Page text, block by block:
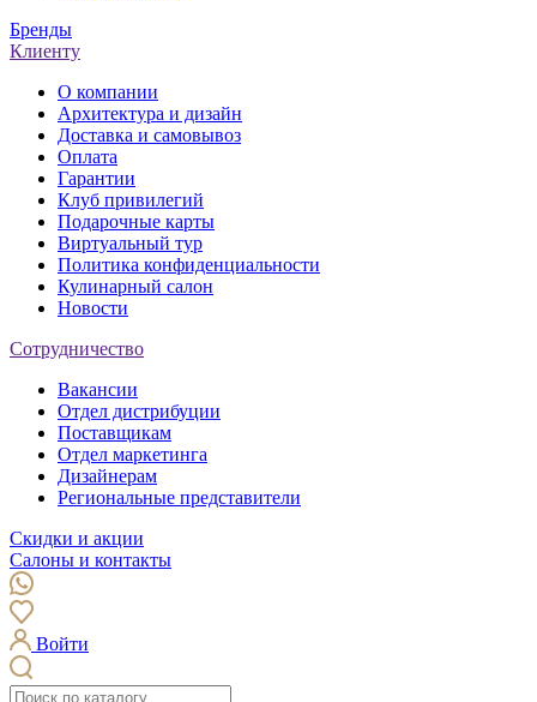
Бренды
Клиенту
О компании
Архитектура и дизайн
Доставка и самовывоз
Оплата
Гарантии
Клуб привилегий
Подарочные карты
Виртуальный тур
Политика конфиденциальности
Кулинарный салон
Новости
Сотрудничество
Вакансии
Отдел дистрибуции
Поставщикам
Отдел маркетинга
Дизайнерам
Региональные представители
Скидки и акции
Салоны и контакты
Войти